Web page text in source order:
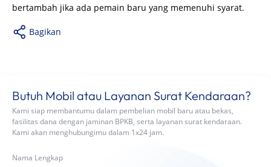
bertambah jika ada pemain baru yang memenuhi syarat.
Bagikan
Butuh Mobil atau Layanan Surat Kendaraan?
Kami siap membantumu dalam pembelian mobil baru atau bekas,
fasilitas dana dengan jaminan BPKB, serta layanan surat kendaraan.
Kami akan menghubungimu dalam 1x24 jam.
Nama Lengkap